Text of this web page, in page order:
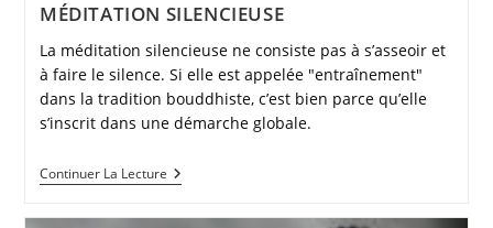
MÉDITATION SILENCIEUSE
La méditation silencieuse ne consiste pas à s’asseoir et
à faire le silence. Si elle est appelée "entraînement"
dans la tradition bouddhiste, c’est bien parce qu’elle
s’inscrit dans une démarche globale.
Continuer La LectureMÉDITATION
SILENCIEUSE